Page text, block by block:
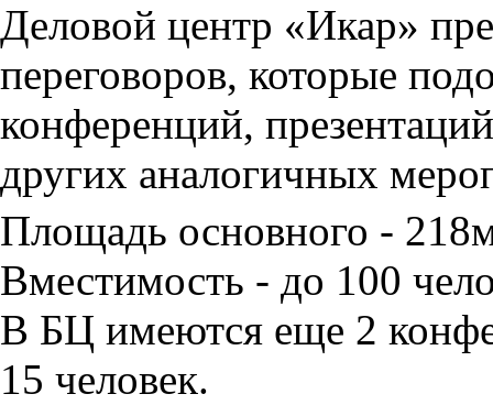
Деловой центр «Икар»
переговоров, которые
конференций,
других аналогичных
Площадь основного -
Вместимость - до 100
В БЦ имеются еще 2
15 человек.